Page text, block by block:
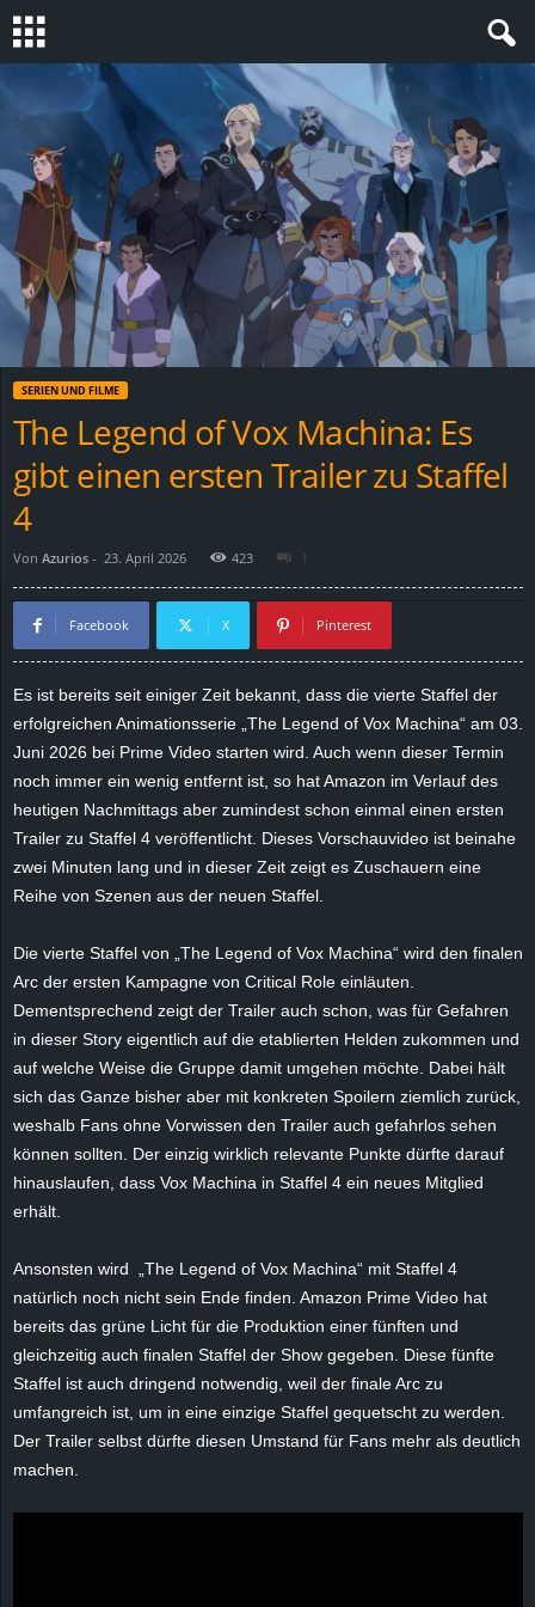
v
SERIEN UND FILME
The Legend of Vox Machina: Es
gibt einen ersten Trailer zu Staffel
4
Von Azurios - 23. April 2026 423 1
Facebook X Pinterest
Es ist bereits seit einiger Zeit bekannt, dass die vierte Staffel der
erfolgreichen Animationsserie „The Legend of Vox Machina“ am 03.
Juni 2026 bei Prime Video starten wird. Auch wenn dieser Termin
noch immer ein wenig entfernt ist, so hat Amazon im Verlauf des
heutigen Nachmittags aber zumindest schon einmal einen ersten
Trailer zu Staffel 4 veröffentlicht. Dieses Vorschauvideo ist beinahe
zwei Minuten lang und in dieser Zeit zeigt es Zuschauern eine
Reihe von Szenen aus der neuen Staffel.
Die vierte Staffel von „The Legend of Vox Machina“ wird den finalen
Arc der ersten Kampagne von Critical Role einläuten.
Dementsprechend zeigt der Trailer auch schon, was für Gefahren
in dieser Story eigentlich auf die etablierten Helden zukommen und
auf welche Weise die Gruppe damit umgehen möchte. Dabei hält
sich das Ganze bisher aber mit konkreten Spoilern ziemlich zurück,
weshalb Fans ohne Vorwissen den Trailer auch gefahrlos sehen
können sollten. Der einzig wirklich relevante Punkte dürfte darauf
hinauslaufen, dass Vox Machina in Staffel 4 ein neues Mitglied
erhält.
Ansonsten wird „The Legend of Vox Machina“ mit Staffel 4
natürlich noch nicht sein Ende finden. Amazon Prime Video hat
bereits das grüne Licht für die Produktion einer fünften und
gleichzeitig auch finalen Staffel der Show gegeben. Diese fünfte
Staffel ist auch dringend notwendig, weil der finale Arc zu
umfangreich ist, um in eine einzige Staffel gequetscht zu werden.
Der Trailer selbst dürfte diesen Umstand für Fans mehr als deutlich
machen.